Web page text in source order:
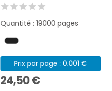
Quantité : 19000 pages
Prix par page : 0.001 €
24,50 €